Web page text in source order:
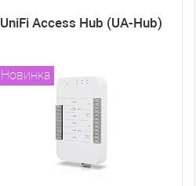
UniFi Access Hub (UA-Hub)
Новинка